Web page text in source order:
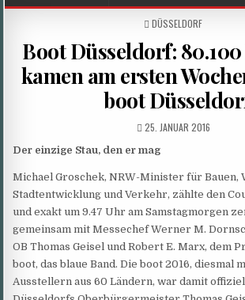
POSTED
DÜSSELDORF
Boot Düsseldorf:
kamen am ersten
boot
PUBLISHED
25. JANUAR 2016
Der einzige Stau, den er mag
Michael Groschek, NRW-Minister für Bauen,
Stadtentwicklung und Verkehr, zählte den
und exakt um 9.47 Uhr am Samstagmorgen
gemeinsam mit Messechef Werner M.
OB Thomas Geisel und Robert E. Marx, dem
boot, das blaue Band. Die boot 2016, diesmal
Ausstellern aus 60 Ländern, war damit